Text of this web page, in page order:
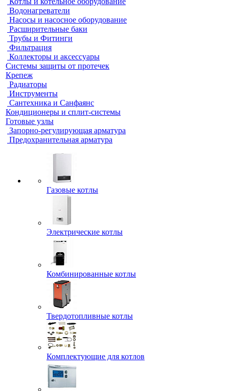
Водонагреватели
Насосы и насосное оборудование
Расширительные баки
Трубы и Фитинги
Фильтрация
Коллекторы и аксессуары
Системы защиты от протечек
Крепеж
Радиаторы
Инструменты
Сантехника и Санфаянс
Кондиционеры и сплит-системы
Готовые узлы
Запорно-регулирующая арматура
Предохранительная арматура
Газовые котлы
Электрические котлы
Комбинированные котлы
Твердотопливные котлы
Комплектующие для котлов